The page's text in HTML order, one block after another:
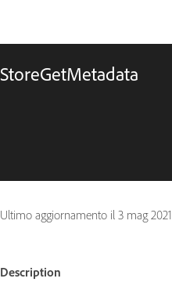
StoreGetMetadata
Ultimo aggiornamento il 3 mag 2021
Description